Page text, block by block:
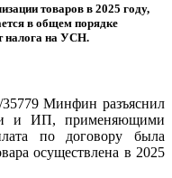
товаров в 2025 году,
в общем порядке
налога на УСН.
Минфин разъяснил
и ИП, применяющими
по договору была
осуществлена в 2025